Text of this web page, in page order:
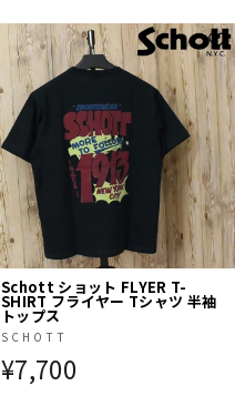
Schott ショット FLYER T-
SHIRT フライヤー Tシャツ 半袖
トップス
SCHOTT
¥7,700